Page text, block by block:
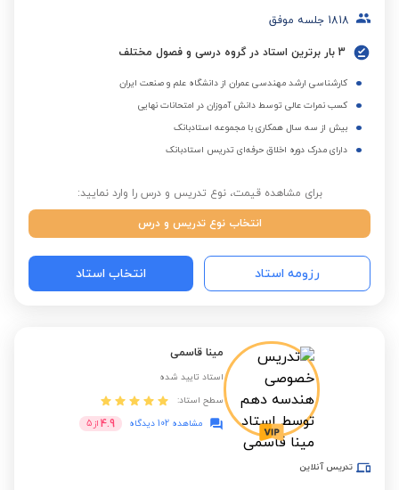
1818 جلسه موفق
3 بار برترین استاد در گروه درسی و فصول مختلف
کارشناسی ارشد مهندسی عمران از دانشگاه علم و صنعت ایران
کسب نمرات عالی توسط دانش آموزان در امتحانات نهایی
بیش از سه سال همکاری با مجموعه استادبانک
دارای مدرک دوره اخلاق حرفه‌ای تدریس استادبانک
برای مشاهده قیمت، نوع تدریس و درس را وارد نمایید:
انتخاب نوع تدریس و درس
رزومه استاد انتخاب استاد
مینا قاسمی
استاد تایید شده
سطح استاد:
مشاهده 102 دیدگاه
4.9 از 5
تدریس آنلاین